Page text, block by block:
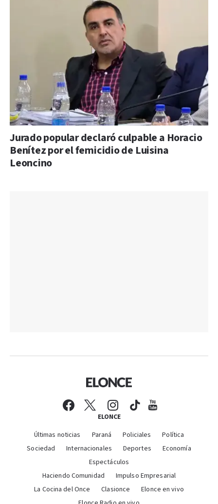
Jurado popular declaró culpable a Horacio
Benítez por el femicidio de Luisina
Leoncino
ELONCE
Últimas noticias Paraná Policiales
Política
Sociedad
Internacionales Deportes
Economía
Espectáculos
Haciendo Comunidad
Impulso Empresarial
La Cocina del Once
Clasionce
Elonce en vivo